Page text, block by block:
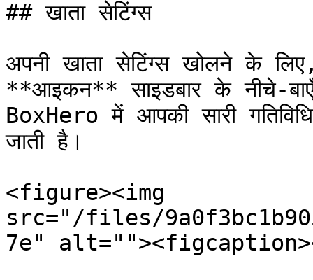
## खाता सेटिंग्स
अपनी खाता सेटिंग्स खोलने के
**आइकन** साइडबार के नीचे-
BoxHero में आपकी सारी
जाती है।
<figure><img
src="/files/
7e"